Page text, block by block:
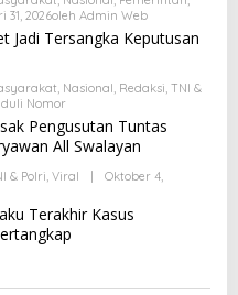
31, 2026Oleh Admin Web
Jadi Tersangka Keputusan
, Nasional, Redaksi, TNI &
Nomor
Pengusutan Tuntas
All Swalayan
& Polri, Viral
Oktober 4,
Terakhir Kasus